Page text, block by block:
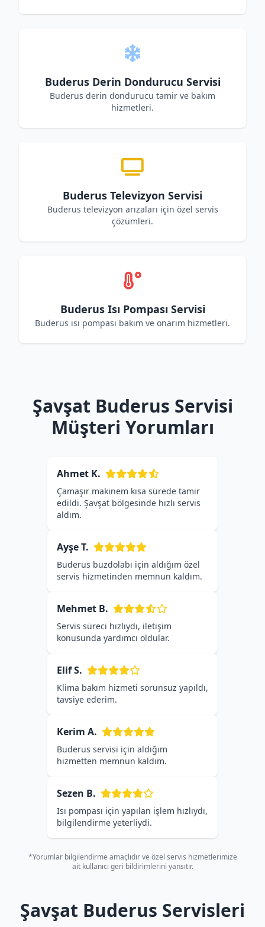
Buderus Derin Dondurucu Servisi
Buderus derin dondurucu tamir ve bakım
hizmetleri.
Buderus Televizyon Servisi
Buderus televizyon arızaları için özel servis
çözümleri.
Buderus Isı Pompası Servisi
Buderus ısı pompası bakım ve onarım hizmetleri.
Şavşat Buderus Servisi
Müşteri Yorumları
Ahmet K.
Çamaşır makinem kısa sürede tamir
edildi. Şavşat bölgesinde hızlı servis
aldım.
Ayşe T.
Buderus buzdolabı için aldığım özel
servis hizmetinden memnun kaldım.
Mehmet B.
Servis süreci hızlıydı, iletişim
konusunda yardımcı oldular.
Elif S.
Klima bakım hizmeti sorunsuz yapıldı,
tavsiye ederim.
Kerim A.
Buderus servisi için aldığım
hizmetten memnun kaldım.
Sezen B.
Isı pompası için yapılan işlem hızlıydı,
bilgilendirme yeterliydi.
*Yorumlar bilgilendirme amaçlıdır ve özel servis hizmetlerimize
ait kullanıcı geri bildirimlerini yansıtır.
Şavşat Buderus Servisleri